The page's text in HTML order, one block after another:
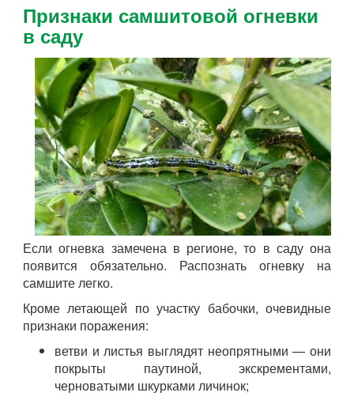
Признаки самшитовой огневки
в саду
Если огневка замечена в регионе, то в саду она
появится обязательно. Распознать огневку на
самшите легко.
Кроме летающей по участку бабочки, очевидные
признаки поражения:
ветви и листья выглядят неопрятными — они
покрыты паутиной, экскрементами,
черноватыми шкурками личинок;